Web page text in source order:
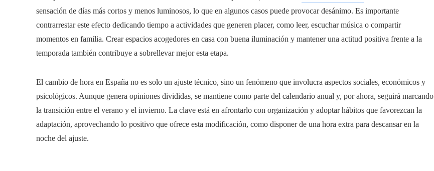
sensación de días más cortos y menos luminosos, lo que en algunos casos puede provocar desánimo. Es importante
contrarrestar este efecto dedicando tiempo a actividades que generen placer, como leer, escuchar música o compartir
momentos en familia. Crear espacios acogedores en casa con buena iluminación y mantener una actitud positiva frente a la
temporada también contribuye a sobrellevar mejor esta etapa.
El cambio de hora en España no es solo un ajuste técnico, sino un fenómeno que involucra aspectos sociales, económicos y
psicológicos. Aunque genera opiniones divididas, se mantiene como parte del calendario anual y, por ahora, seguirá marcando
la transición entre el verano y el invierno. La clave está en afrontarlo con organización y adoptar hábitos que favorezcan la
adaptación, aprovechando lo positivo que ofrece esta modificación, como disponer de una hora extra para descansar en la
noche del ajuste.